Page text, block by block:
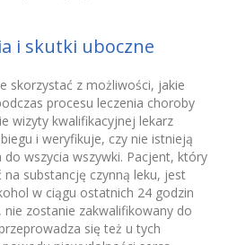
i skutki uboczne
skorzystać z możliwości, jakie
procesu leczenia choroby
wizyty kwalifikacyjnej lekarz
i weryfikuje, czy nie istnieją
do wszycia wszywki. Pacjent, który
substancję czynną leku, jest
w ciągu ostatnich 24 godzin
nie zostanie zakwalifikowany do
się też u tych